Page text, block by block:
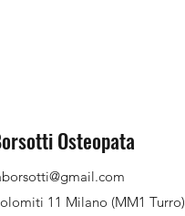
Osteopata
11 Milano (MM1 Turro)